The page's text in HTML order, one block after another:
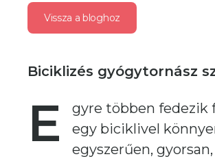
Vissza a bloghoz
Biciklizés gyógytornász
E
gyre többen fedezik
egy biciklivel
egyszerűen, gyorsan,